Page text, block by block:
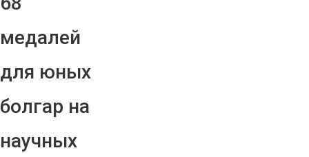
медалей
для юных
болгар на
научных